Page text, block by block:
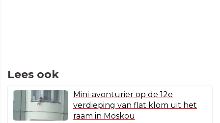
Lees ook
Mini-avonturier op de 12e
verdieping van flat klom uit het
raam in Moskou